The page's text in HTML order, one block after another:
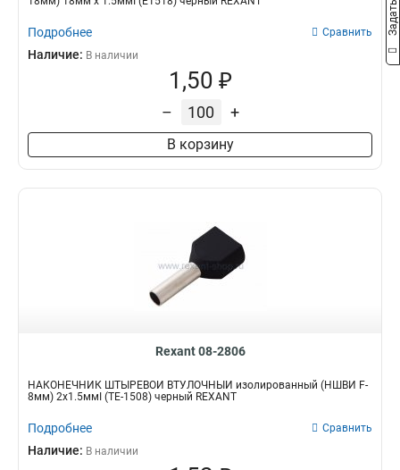
Подробнее Сравнить
Наличие: В наличии
1,50 ₽
– +
В корзину
Rexant 08-2806
НАКОНЕЧНИК ШТЫРЕВОЙ ВТУЛОЧНЫЙ изолированный (НШВИ F-
8мм) 2х1.5ммІ (TE-1508) черный REXANT
Подробнее Сравнить
Наличие: В наличии